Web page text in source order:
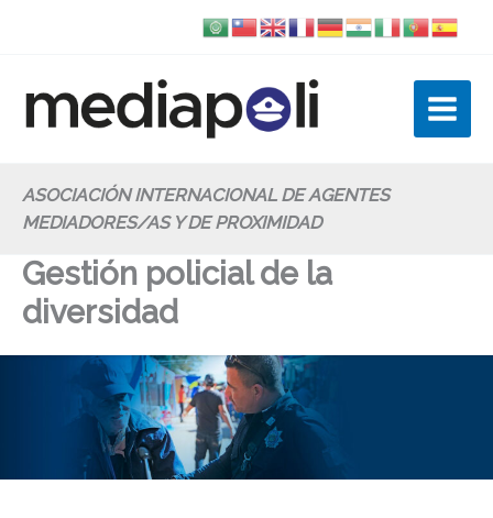
ASOCIACIÓN INTERNACIONAL DE AGENTES
MEDIADORES/AS Y DE PROXIMIDAD
Gestión policial de la
diversidad